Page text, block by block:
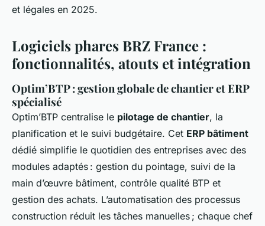
et légales en 2025.
Logiciels phares BRZ France :
fonctionnalités, atouts et intégration
Optim’BTP : gestion globale de chantier et ERP
spécialisé
Optim’BTP centralise le pilotage de chantier, la
planification et le suivi budgétaire. Cet ERP bâtiment
dédié simplifie le quotidien des entreprises avec des
modules adaptés : gestion du pointage, suivi de la
main d’œuvre bâtiment, contrôle qualité BTP et
gestion des achats. L’automatisation des processus
construction réduit les tâches manuelles ; chaque chef